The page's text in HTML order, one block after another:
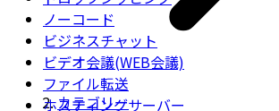
ノーコード
ビジネスチャット
ビデオ会議(WEB会議)
ファイル転送
ホスティングサーバー
カテゴリー